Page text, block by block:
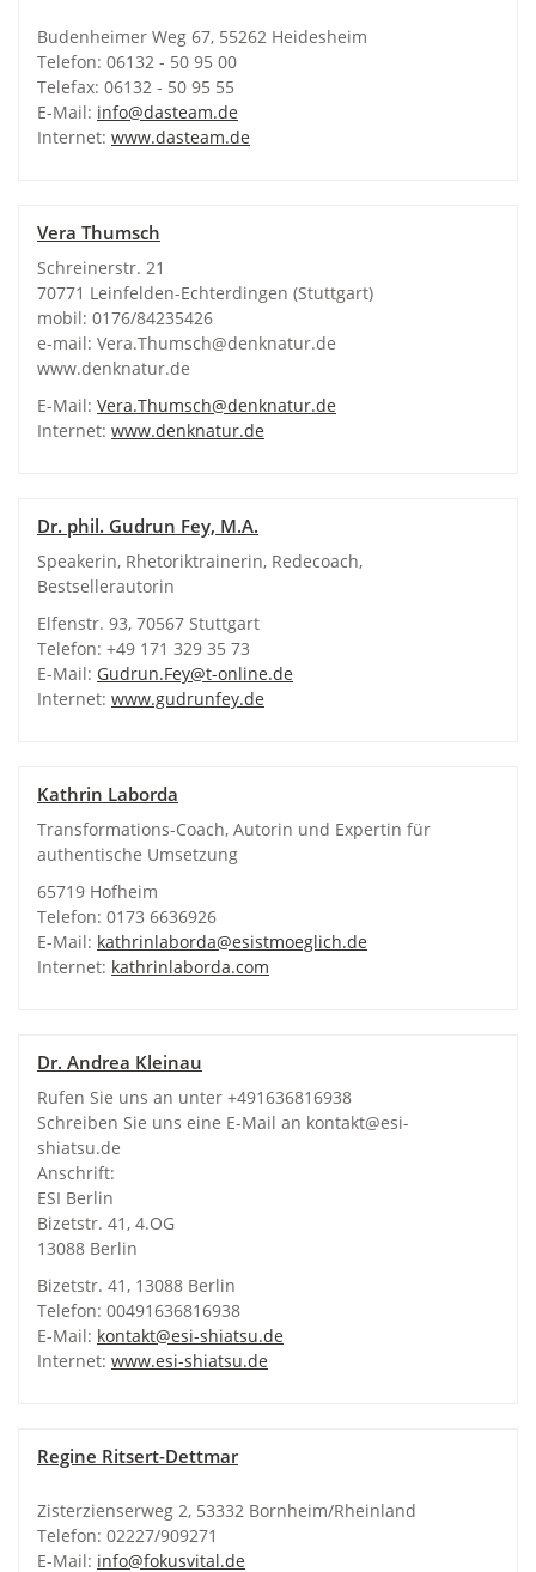
Budenheimer Weg 67, 55262 Heidesheim
Telefon: 06132 - 50 95 00
Telefax: 06132 - 50 95 55
E-Mail: info@dasteam.de
Internet: www.dasteam.de
Vera Thumsch
Schreinerstr. 21
70771 Leinfelden-Echterdingen (Stuttgart)
mobil: 0176/84235426
e-mail: Vera.Thumsch@denknatur.de
www.denknatur.de
E-Mail: Vera.Thumsch@denknatur.de
Internet: www.denknatur.de
Dr. phil. Gudrun Fey, M.A.
Speakerin, Rhetoriktrainerin, Redecoach,
Bestsellerautorin
Elfenstr. 93, 70567 Stuttgart
Telefon: +49 171 329 35 73
E-Mail: Gudrun.Fey@t-online.de
Internet: www.gudrunfey.de
Kathrin Laborda
Transformations-Coach, Autorin und Expertin für
authentische Umsetzung
65719 Hofheim
Telefon: 0173 6636926
E-Mail: kathrinlaborda@esistmoeglich.de
Internet: kathrinlaborda.com
Dr. Andrea Kleinau
Rufen Sie uns an unter +491636816938
Schreiben Sie uns eine E-Mail an kontakt@esi-
shiatsu.de
Anschrift:
ESI Berlin
Bizetstr. 41, 4.OG
13088 Berlin
Bizetstr. 41, 13088 Berlin
Telefon: 00491636816938
E-Mail: kontakt@esi-shiatsu.de
Internet: www.esi-shiatsu.de
Regine Ritsert-Dettmar
Zisterzienserweg 2, 53332 Bornheim/Rheinland
Telefon: 02227/909271
E-Mail: info@fokusvital.de